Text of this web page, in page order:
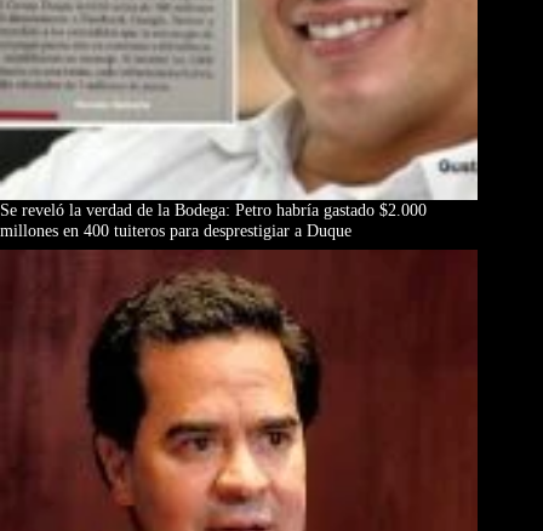
Se reveló la verdad de la Bodega: Petro habría gastado $2.000
millones en 400 tuiteros para desprestigiar a Duque